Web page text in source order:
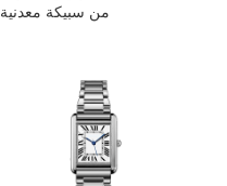
من سبيكة معدنية